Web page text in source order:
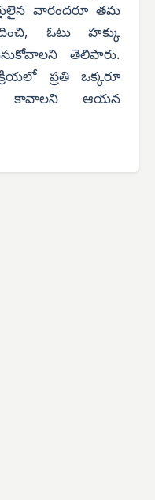
వారందరూ తమ
ఓటు హక్కు
తెలిపారు.
ప్రతి ఒక్కరూ
కావాలని ఆయన